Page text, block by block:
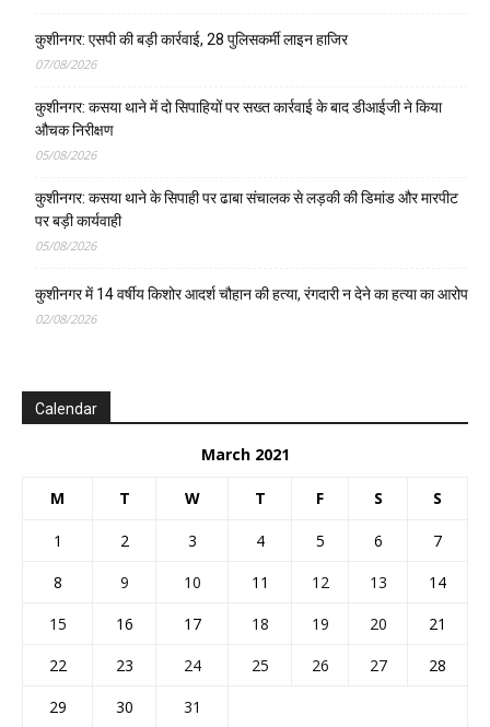
कुशीनगर: एसपी की बड़ी कार्रवाई, 28 पुलिसकर्मी लाइन हाजिर
07/08/2026
कुशीनगर: कसया थाने में दो सिपाहियों पर सख्त कार्रवाई के बाद डीआईजी ने किया
औचक निरीक्षण
05/08/2026
कुशीनगर: कसया थाने के सिपाही पर ढाबा संचालक से लड़की की डिमांड और मारपीट
पर बड़ी कार्यवाही
05/08/2026
कुशीनगर में 14 वर्षीय किशोर आदर्श चौहान की हत्या, रंगदारी न देने का हत्या का आरोप
02/08/2026
Calendar
March 2021
M T W T F S S
1 2 3 4 5 6
7
8
9 10 11 12 13
14
15
16 17 18 19 20
21
22
23 24 25 26 27
28
29
30
31